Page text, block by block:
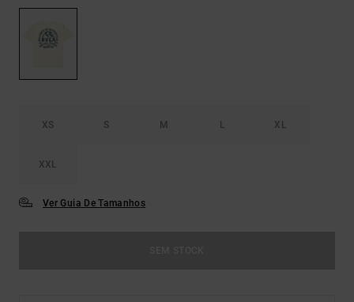
XS S M L XL
XXL
Ver Guia De Tamanhos